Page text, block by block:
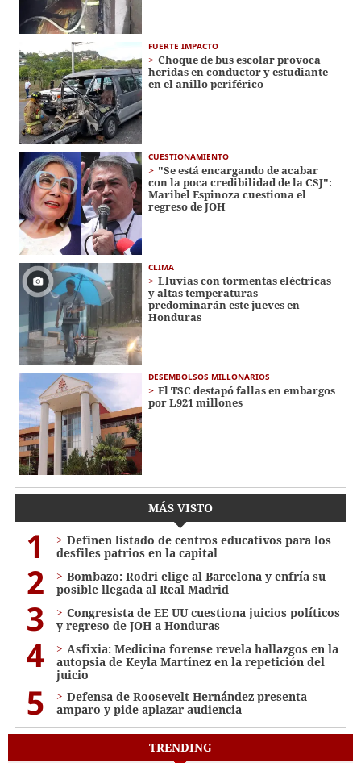
FUERTE IMPACTO
Choque de bus escolar provoca
heridas en conductor y estudiante
en el anillo periférico
CUESTIONAMIENTO
"Se está encargando de acabar
con la poca credibilidad de la CSJ":
Maribel Espinoza cuestiona el
regreso de JOH
CLIMA
Lluvias con tormentas eléctricas
y altas temperaturas
predominarán este jueves en
Honduras
DESEMBOLSOS MILLONARIOS
El TSC destapó fallas en embargos
por L921 millones
MÁS VISTO
1
Definen listado de centros educativos para los
desfiles patrios en la capital
2
Bombazo: Rodri elige al Barcelona y enfría su
posible llegada al Real Madrid
3
Congresista de EE UU cuestiona juicios políticos
y regreso de JOH a Honduras
4
Asfixia: Medicina forense revela hallazgos en la
autopsia de Keyla Martínez en la repetición del
juicio
5
Defensa de Roosevelt Hernández presenta
amparo y pide aplazar audiencia
TRENDING